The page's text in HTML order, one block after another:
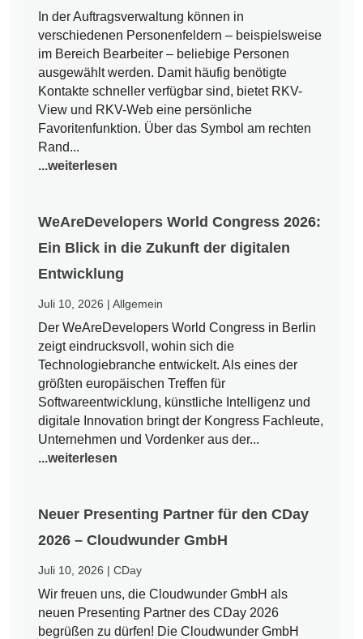
In der Auftragsverwaltung können in
verschiedenen Personenfeldern – beispielsweise
im Bereich Bearbeiter – beliebige Personen
ausgewählt werden. Damit häufig benötigte
Kontakte schneller verfügbar sind, bietet RKV-
View und RKV-Web eine persönliche
Favoritenfunktion. Über das Symbol am rechten
Rand...
...weiterlesen
WeAreDevelopers World Congress 2026:
Ein Blick in die Zukunft der digitalen
Entwicklung
Juli 10, 2026 |Allgemein
Der WeAreDevelopers World Congress in Berlin
zeigt eindrucksvoll, wohin sich die
Technologiebranche entwickelt. Als eines der
größten europäischen Treffen für
Softwareentwicklung, künstliche Intelligenz und
digitale Innovation bringt der Kongress Fachleute,
Unternehmen und Vordenker aus der...
...weiterlesen
Neuer Presenting Partner für den CDay
2026 – Cloudwunder GmbH
Juli 10, 2026 |CDay
Wir freuen uns, die Cloudwunder GmbH als
neuen Presenting Partner des CDay 2026
begrüßen zu dürfen! Die Cloudwunder GmbH